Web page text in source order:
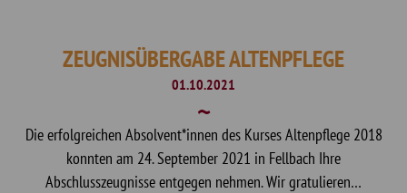
ZEUGNISÜBERGABE ALTENPFLEGE
01.10.2021
Die erfolgreichen Absolvent*innen des Kurses Altenpflege 2018
konnten am 24. September 2021 in Fellbach Ihre
Abschlusszeugnisse entgegen nehmen. Wir gratulieren…